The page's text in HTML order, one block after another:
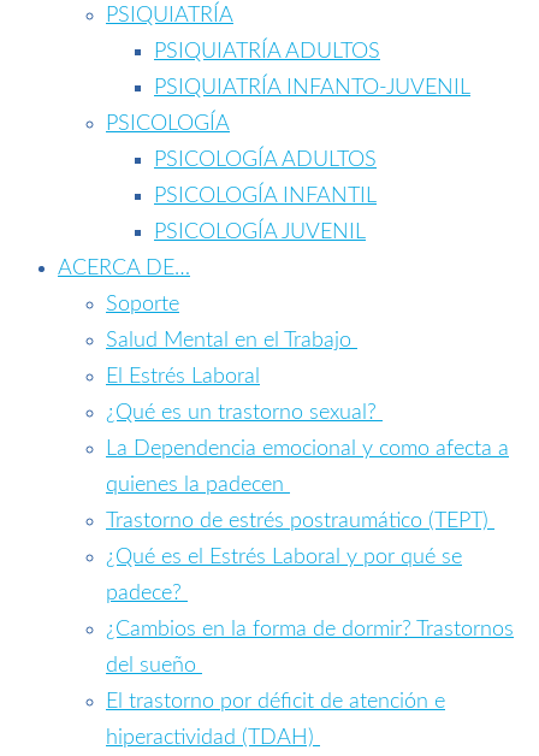
PSIQUIATRÍA
PSIQUIATRÍA ADULTOS
PSIQUIATRÍA INFANTO-JUVENIL
PSICOLOGÍA
PSICOLOGÍA ADULTOS
PSICOLOGÍA INFANTIL
PSICOLOGÍA JUVENIL
ACERCA DE…
Soporte
Salud Mental en el Trabajo
El Estrés Laboral
¿Qué es un trastorno sexual?
La Dependencia emocional y como afecta a
quienes la padecen
Trastorno de estrés postraumático (TEPT)
¿Qué es el Estrés Laboral y por qué se
padece?
¿Cambios en la forma de dormir? Trastornos
del sueño
El trastorno por déficit de atención e
hiperactividad (TDAH)